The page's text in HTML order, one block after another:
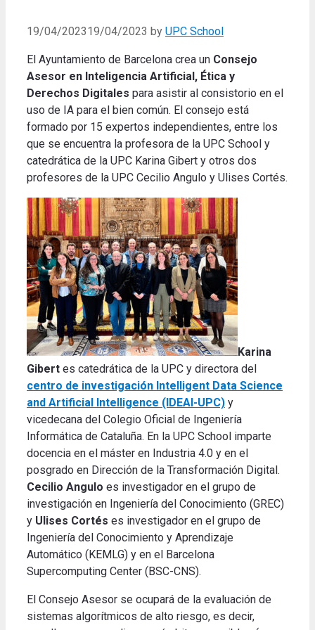
19/04/202319/04/2023 by UPC School
El Ayuntamiento de Barcelona crea un Consejo
Asesor en Inteligencia Artificial, Ética y
Derechos Digitales para asistir al consistorio en el
uso de IA para el bien común. El consejo está
formado por 15 expertos independientes, entre los
que se encuentra la profesora de la UPC School y
catedrática de la UPC Karina Gibert y otros dos
profesores de la UPC Cecilio Angulo y Ulises Cortés.
Karina
Gibert es catedrática de la UPC y directora del
centro de investigación Intelligent Data Science
and Artificial Intelligence (IDEAI-UPC) y
vicedecana del Colegio Oficial de Ingeniería
Informática de Cataluña. En la UPC School imparte
docencia en el máster en Industria 4.0 y en el
posgrado en Dirección de la Transformación Digital.
Cecilio Angulo es investigador en el grupo de
investigación en Ingeniería del Conocimiento (GREC)
y Ulises Cortés es investigador en el grupo de
Ingeniería del Conocimiento y Aprendizaje
Automático (KEMLG) y en el Barcelona
Supercomputing Center (BSC-CNS).
El Consejo Asesor se ocupará de la evaluación de
sistemas algorítmicos de alto riesgo, es decir,